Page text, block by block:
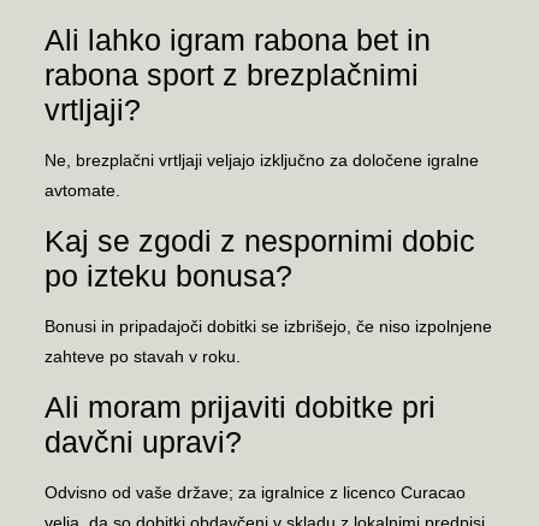
Ali lahko igram rabona bet in
rabona sport z brezplačnimi
vrtljaji?
Ne, brezplačni vrtljaji veljajo izključno za določene igralne
avtomate.
Kaj se zgodi z nespornimi dobic
po izteku bonusa?
Bonusi in pripadajoči dobitki se izbrišejo, če niso izpolnjene
zahteve po stavah v roku.
Ali moram prijaviti dobitke pri
davčni upravi?
Odvisno od vaše države; za igralnice z licenco Curacao